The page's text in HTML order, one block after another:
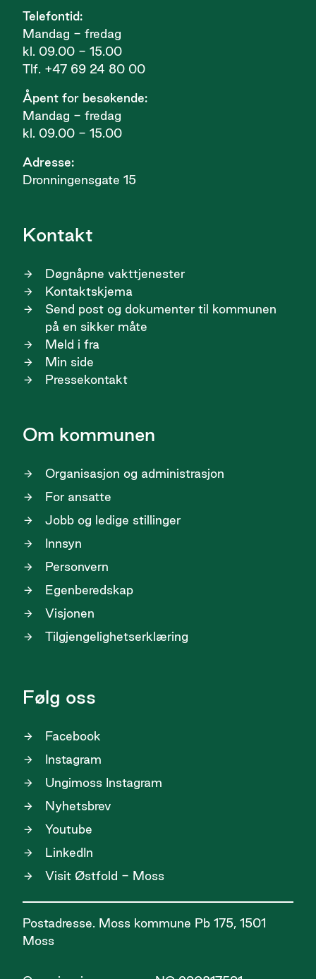
Telefontid:
Mandag - fredag
kl. 09.00 - 15.00
Tlf. +47 69 24 80 00
Åpent for besøkende:
Mandag - fredag
kl. 09.00 - 15.00
Adresse:
Dronningensgate 15
Kontakt
Døgnåpne vakttjenester
Kontaktskjema
Send post og dokumenter til kommunen
på en sikker måte
Meld i fra
Min side
Pressekontakt
Om kommunen
Organisasjon og administrasjon
For ansatte
Jobb og ledige stillinger
Innsyn
Personvern
Egenberedskap
Visjonen
Tilgjengelighetserklæring
Følg oss
Facebook
Instagram
Ungimoss Instagram
Nyhetsbrev
Youtube
LinkedIn
Visit Østfold - Moss
Postadresse. Moss kommune Pb 175, 1501
Moss